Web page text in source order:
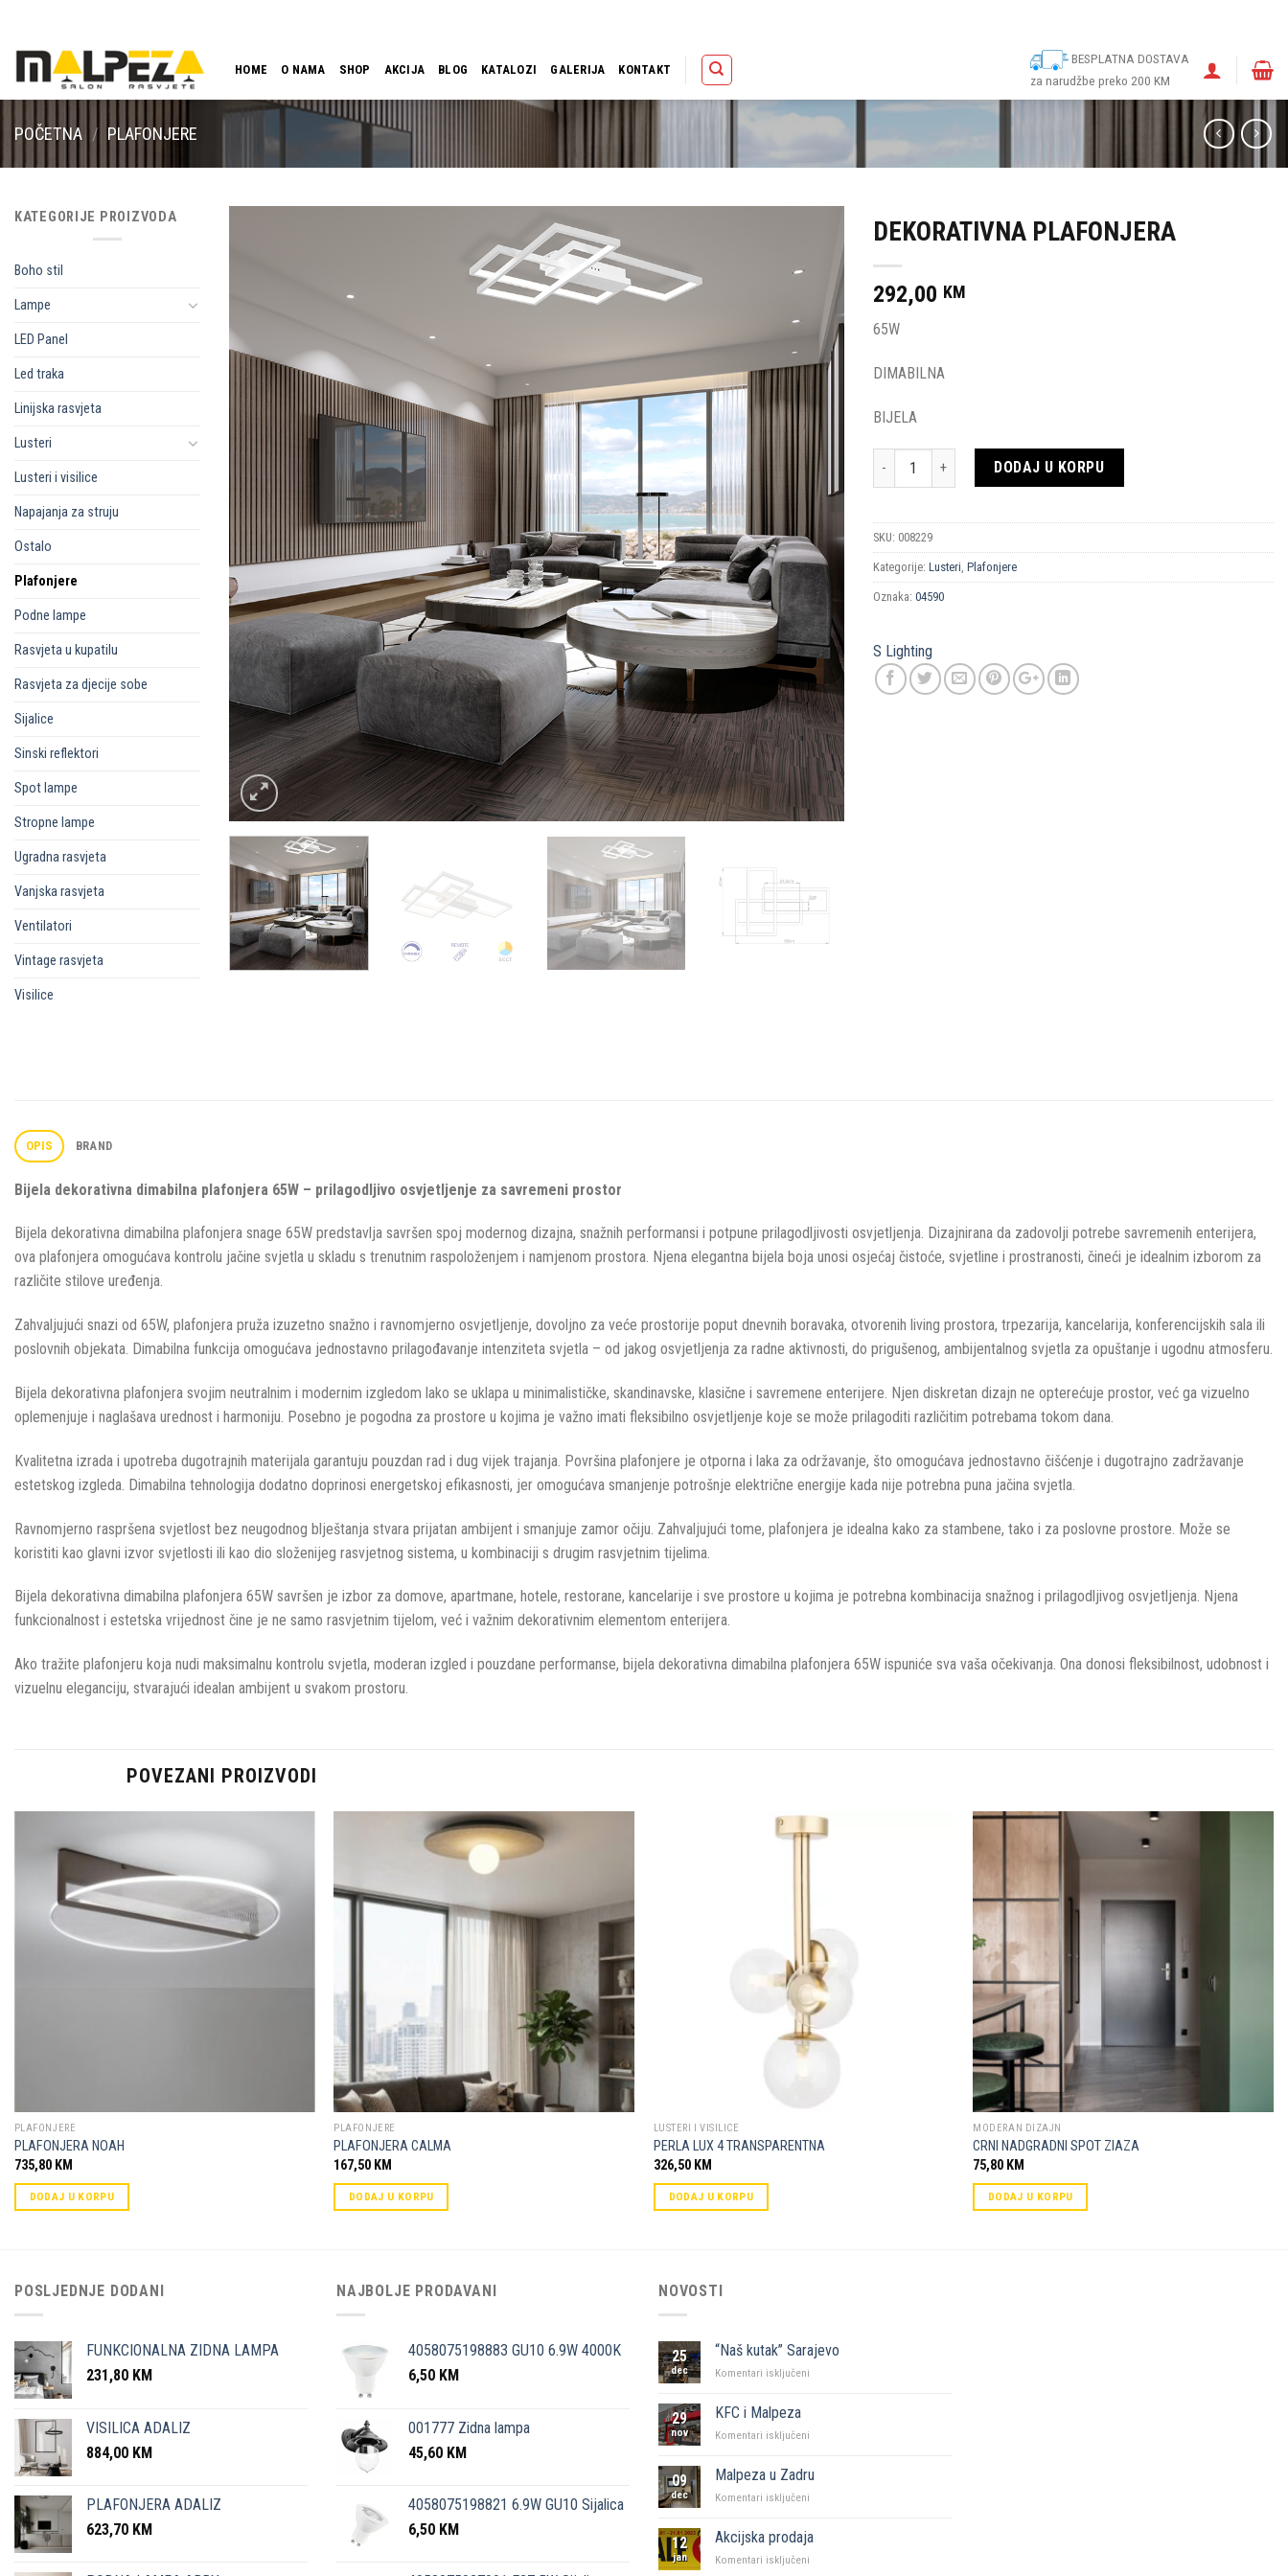
content
HOME O NAMA SHOP AKCIJA BLOG KATALOZI GALERIJA KONTAKT
BESPLATNA DOSTAVA
za narudžbe preko 200 KM
POČETNA / PLAFONJERE
KATEGORIJE PROIZVODA
Boho stil
Lampe
LED Panel
Led traka
Linijska rasvjeta
Lusteri
Lusteri i visilice
Napajanja za struju
Ostalo
Plafonjere
Podne lampe
Rasvjeta u kupatilu
Rasvjeta za djecije sobe
Sijalice
Sinski reflektori
Spot lampe
Stropne lampe
Ugradna rasvjeta
Vanjska rasvjeta
Ventilatori
Vintage rasvjeta
Visilice
omiljene
DEKORATIVNA PLAFONJERA
292,00 KM
65W
DIMABILNA
BIJELA
Količina DODAJ U KORPU
SKU: 008229
Kategorije: Lusteri, Plafonjere
Oznaka: 04590
S Lighting
OPIS BRAND
Bijela dekorativna dimabilna plafonjera 65W – prilagodljivo osvjetljenje za savremeni prostor
Bijela dekorativna dimabilna plafonjera snage 65W predstavlja savršen spoj modernog dizajna, snažnih performansi i potpune prilagodljivosti osvjetljenja. Dizajnirana da zadovolji potrebe savremenih enterijera,
ova plafonjera omogućava kontrolu jačine svjetla u skladu s trenutnim raspoloženjem i namjenom prostora. Njena elegantna bijela boja unosi osjećaj čistoće, svjetline i prostranosti, čineći je idealnim izborom za
različite stilove uređenja.
Zahvaljujući snazi od 65W, plafonjera pruža izuzetno snažno i ravnomjerno osvjetljenje, dovoljno za veće prostorije poput dnevnih boravaka, otvorenih living prostora, trpezarija, kancelarija, konferencijskih sala ili
poslovnih objekata. Dimabilna funkcija omogućava jednostavno prilagođavanje intenziteta svjetla – od jakog osvjetljenja za radne aktivnosti, do prigušenog, ambijentalnog svjetla za opuštanje i ugodnu atmosferu.
Bijela dekorativna plafonjera svojim neutralnim i modernim izgledom lako se uklapa u minimalističke, skandinavske, klasične i savremene enterijere. Njen diskretan dizajn ne opterećuje prostor, već ga vizuelno
oplemenjuje i naglašava urednost i harmoniju. Posebno je pogodna za prostore u kojima je važno imati fleksibilno osvjetljenje koje se može prilagoditi različitim potrebama tokom dana.
Kvalitetna izrada i upotreba dugotrajnih materijala garantuju pouzdan rad i dug vijek trajanja. Površina plafonjere je otporna i laka za održavanje, što omogućava jednostavno čišćenje i dugotrajno zadržavanje
estetskog izgleda. Dimabilna tehnologija dodatno doprinosi energetskoj efikasnosti, jer omogućava smanjenje potrošnje električne energije kada nije potrebna puna jačina svjetla.
Ravnomjerno raspršena svjetlost bez neugodnog blještanja stvara prijatan ambijent i smanjuje zamor očiju. Zahvaljujući tome, plafonjera je idealna kako za stambene, tako i za poslovne prostore. Može se
koristiti kao glavni izvor svjetlosti ili kao dio složenijeg rasvjetnog sistema, u kombinaciji s drugim rasvjetnim tijelima.
Bijela dekorativna dimabilna plafonjera 65W savršen je izbor za domove, apartmane, hotele, restorane, kancelarije i sve prostore u kojima je potrebna kombinacija snažnog i prilagodljivog osvjetljenja. Njena
funkcionalnost i estetska vrijednost čine je ne samo rasvjetnim tijelom, već i važnim dekorativnim elementom enterijera.
Ako tražite plafonjeru koja nudi maksimalnu kontrolu svjetla, moderan izgled i pouzdane performanse, bijela dekorativna dimabilna plafonjera 65W ispuniće sva vaša očekivanja. Ona donosi fleksibilnost, udobnost i
vizuelnu eleganciju, stvarajući idealan ambijent u svakom prostoru.
POVEZANI PROIZVODI
Dodaj u
omiljene
PLAFONJERE
PLAFONJERA NOAH
735,80 KM
DODAJ U KORPU
omiljene
PLAFONJERE
PLAFONJERA CALMA
167,50 KM
DODAJ U KORPU
LUSTERI I VISILICE
PERLA LUX 4 TRANSPARENTNA
326,50 KM
DODAJ U KORPU
MODERAN DIZAJN
CRNI NADGRADNI SPOT ZIAZA
75,80 KM
DODAJ U KORPU
POSLJEDNJE DODANI
FUNKCIONALNA ZIDNA LAMPA
231,80 KM
VISILICA ADALIZ
884,00 KM
PLAFONJERA ADALIZ
623,70 KM
NAJBOLJE PRODAVANI
4058075198883 GU10 6.9W 4000K
6,50 KM
001777 Zidna lampa
45,60 KM
4058075198821 6.9W GU10 Sijalica
6,50 KM
NOVOSTI
25
dec
“Naš kutak” Sarajevo
Komentari isključeni
29
nov
KFC i Malpeza
Komentari isključeni
Malpeza
09
dec
Malpeza u Zadru
Komentari isključeni
Zadru
12
jan
Akcijska prodaja
Komentari isključeni